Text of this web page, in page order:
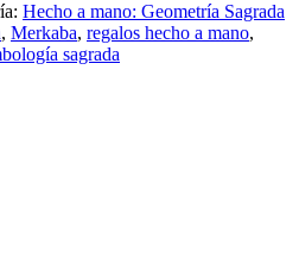
Hecho a mano: Geometría Sagrada
, Merkaba, regalos hecho a mano,
sagrada